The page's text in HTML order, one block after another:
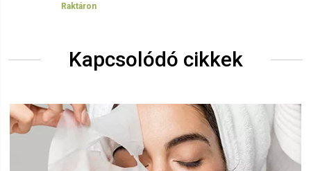
Raktáron
Kapcsolódó cikkek